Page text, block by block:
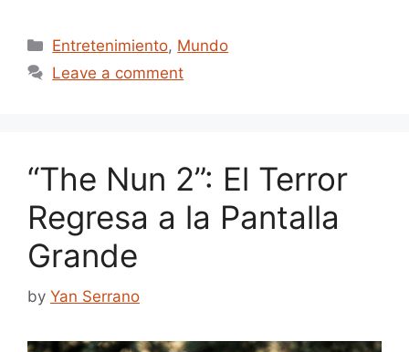
Categories
Entretenimiento, Mundo
Leave a comment
“The Nun 2”: El Terror
Regresa a la Pantalla
Grande
by Yan Serrano